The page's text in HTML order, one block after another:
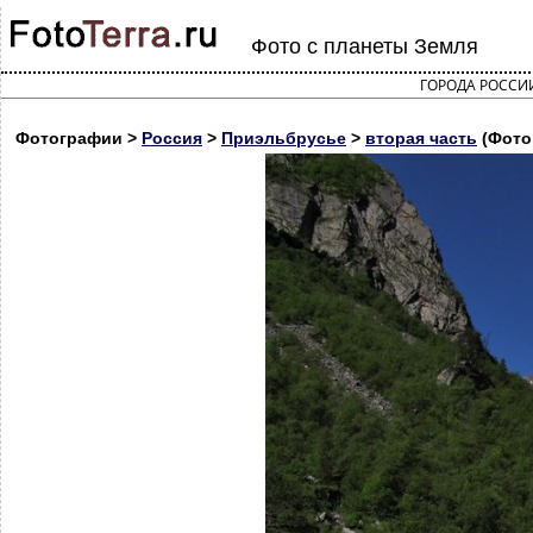
Фото с планеты Земля
ГОРОДА
Фотографии > Россия > Приэльбрусье > вторая часть